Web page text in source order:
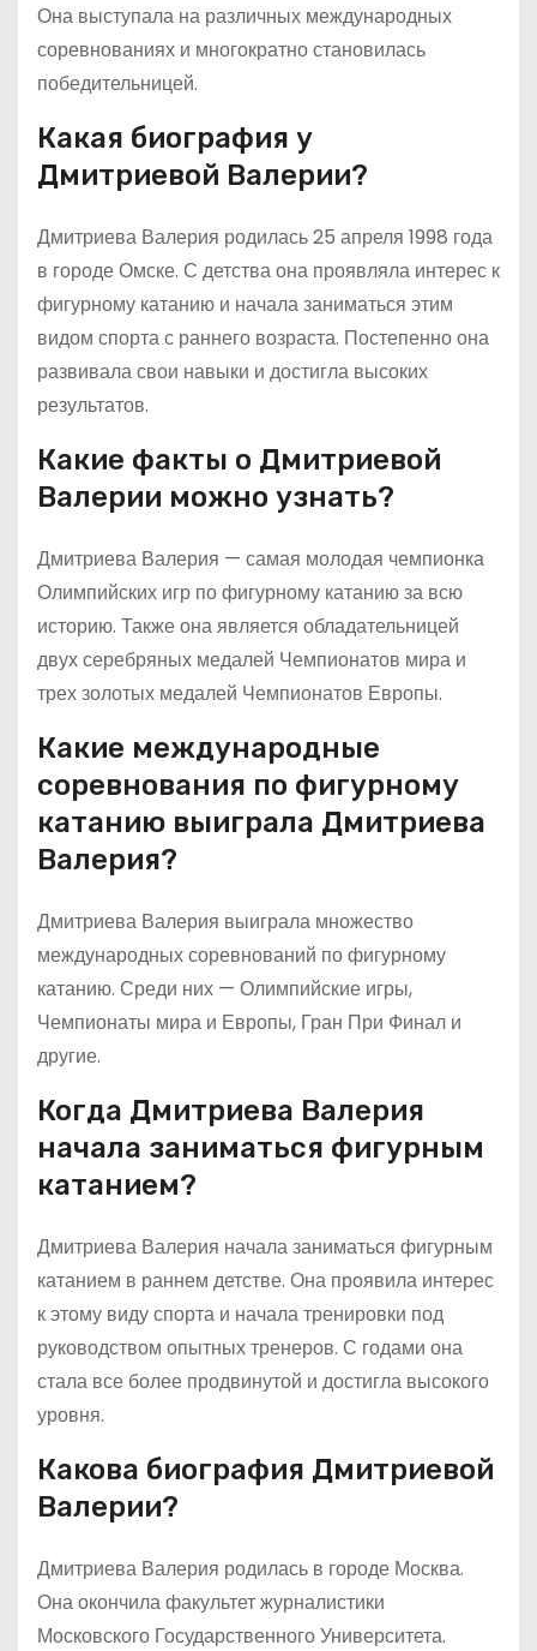
Она выступала на различных международных
соревнованиях и многократно становилась
победительницей.
Какая биография у
Дмитриевой Валерии?
Дмитриева Валерия родилась 25 апреля 1998 года
в городе Омске. С детства она проявляла интерес к
фигурному катанию и начала заниматься этим
видом спорта с раннего возраста. Постепенно она
развивала свои навыки и достигла высоких
результатов.
Какие факты о Дмитриевой
Валерии можно узнать?
Дмитриева Валерия — самая молодая чемпионка
Олимпийских игр по фигурному катанию за всю
историю. Также она является обладательницей
двух серебряных медалей Чемпионатов мира и
трех золотых медалей Чемпионатов Европы.
Какие международные
соревнования по фигурному
катанию выиграла Дмитриева
Валерия?
Дмитриева Валерия выиграла множество
международных соревнований по фигурному
катанию. Среди них — Олимпийские игры,
Чемпионаты мира и Европы, Гран При Финал и
другие.
Когда Дмитриева Валерия
начала заниматься фигурным
катанием?
Дмитриева Валерия начала заниматься фигурным
катанием в раннем детстве. Она проявила интерес
к этому виду спорта и начала тренировки под
руководством опытных тренеров. С годами она
стала все более продвинутой и достигла высокого
уровня.
Какова биография Дмитриевой
Валерии?
Дмитриева Валерия родилась в городе Москва.
Она окончила факультет журналистики
Московского Государственного Университета.